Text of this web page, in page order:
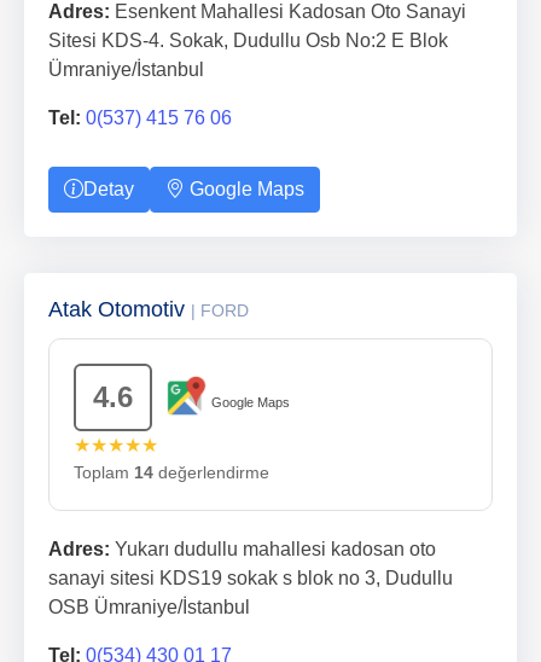
Adres: Esenkent Mahallesi Kadosan Oto Sanayi
Sitesi KDS-4. Sokak, Dudullu Osb No:2 E Blok
Ümraniye/İstanbul
Tel: 0(537) 415 76 06
Detay Google Maps
Atak Otomotiv | FORD
4.6 Google Maps
★★★★★
Toplam 14 değerlendirme
Adres: Yukarı dudullu mahallesi kadosan oto
sanayi sitesi KDS19 sokak s blok no 3, Dudullu
OSB Ümraniye/İstanbul
Tel: 0(534) 430 01 17